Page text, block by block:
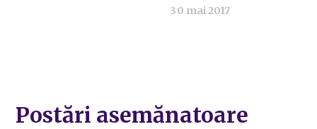
30 mai 2017
Postări asemănatoare